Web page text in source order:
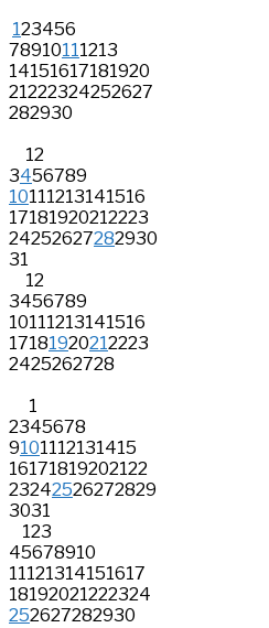
123456
78910111213
14151617181920
21222324252627
282930
12
3456789
10111213141516
17181920212223
24252627282930
31
12
3456789
10111213141516
17181920212223
2425262728
1
2345678
9101112131415
16171819202122
23242526272829
3031
123
45678910
11121314151617
18192021222324
252627282930